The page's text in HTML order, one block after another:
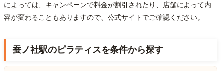
によっては、キャンペーンで料金が割引されたり、店舗によって内
容が変わることもありますので、公式サイトでご確認ください。
蚕ノ社駅のピラティスを条件から探す